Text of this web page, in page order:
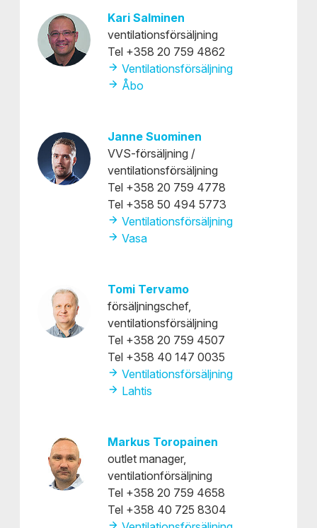
Kari Salminen
ventilationsförsäljning
Tel +358 20 759 4862
Ventilationsförsäljning
Åbo
Janne Suominen
VVS-försäljning /
ventilationsförsäljning
Tel +358 20 759 4778
Tel +358 50 494 5773
Ventilationsförsäljning
Vasa
Tomi Tervamo
försäljningschef,
ventilationsförsäljning
Tel +358 20 759 4507
Tel +358 40 147 0035
Ventilationsförsäljning
Lahtis
Markus Toropainen
outlet manager,
ventilationförsäljning
Tel +358 20 759 4658
Tel +358 40 725 8304